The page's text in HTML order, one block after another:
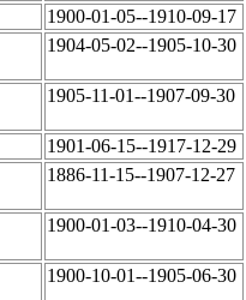
1900-01-05--1910-09-17
1904-05-02--1905-10-30
1905-11-01--1907-09-30
1901-06-15--1917-12-29
1886-11-15--1907-12-27
1900-01-03--1910-04-30
1900-10-01--1905-06-30